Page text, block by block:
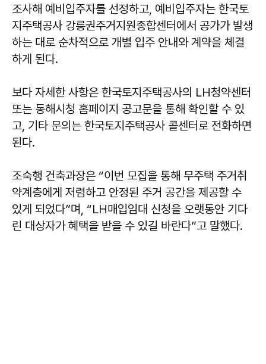
조사해 예비입주자를 선정하고, 예비입주자는 한국토
지주택공사 강릉권주거지원종합센터에서 공가가 발생
하는 대로 순차적으로 개별 입주 안내와 계약을 체결
하게 된다.
보다 자세한 사항은 한국토지주택공사의 LH청약센터
또는 동해시청 홈페이지 공고문을 통해 확인할 수 있
고, 기타 문의는 한국토지주택공사 콜센터로 전화하면
된다.
조숙행 건축과장은 “이번 모집을 통해 무주택 주거취
약계층에게 저렴하고 안정된 주거 공간을 제공할 수
있게 되었다”며, “LH매입임대 신청을 오랫동안 기다
린 대상자가 혜택을 받을 수 있길 바란다”고 말했다.